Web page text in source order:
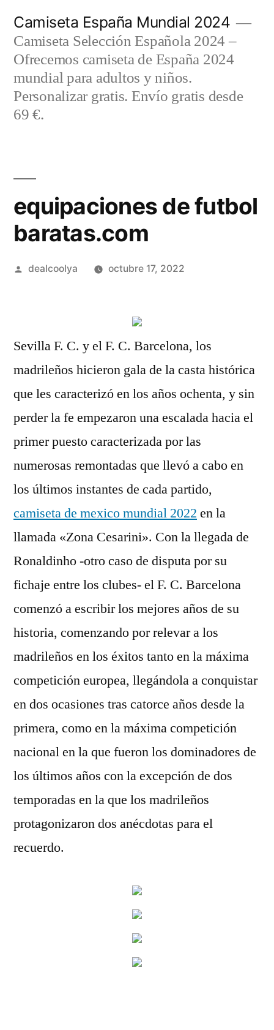
contenido
Camiseta España Mundial 2024
Camiseta Selección Española 2024 –
Ofrecemos camiseta de España 2024
mundial para adultos y niños.
Personalizar gratis. Envío gratis desde
69 €.
equipaciones de futbol
baratas.com
Publicado
dealcoolya octubre 17, 2022
Sevilla F. C. y el F. C. Barcelona, los
madrileños hicieron gala de la casta histórica
que les caracterizó en los años ochenta, y sin
perder la fe empezaron una escalada hacia el
primer puesto caracterizada por las
numerosas remontadas que llevó a cabo en
los últimos instantes de cada partido,
camiseta de mexico mundial 2022 en la
llamada «Zona Cesarini». Con la llegada de
Ronaldinho -otro caso de disputa por su
fichaje entre los clubes- el F. C. Barcelona
comenzó a escribir los mejores años de su
historia, comenzando por relevar a los
madrileños en los éxitos tanto en la máxima
competición europea, llegándola a conquistar
en dos ocasiones tras catorce años desde la
primera, como en la máxima competición
nacional en la que fueron los dominadores de
los últimos años con la excepción de dos
temporadas en la que los madrileños
protagonizaron dos anécdotas para el
recuerdo.